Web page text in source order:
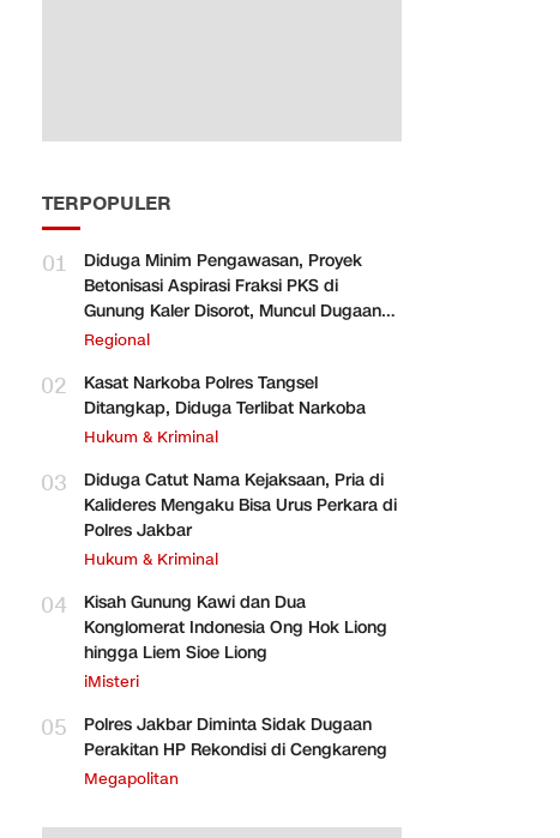
TERPOPULER
01
Diduga Minim Pengawasan, Proyek
Betonisasi Aspirasi Fraksi PKS di
Gunung Kaler Disorot, Muncul Dugaan
Pengurangan Volume
Regional
02
Kasat Narkoba Polres Tangsel
Ditangkap, Diduga Terlibat Narkoba
Hukum & Kriminal
03
Diduga Catut Nama Kejaksaan, Pria di
Kalideres Mengaku Bisa Urus Perkara di
Polres Jakbar
Hukum & Kriminal
04
Kisah Gunung Kawi dan Dua
Konglomerat Indonesia Ong Hok Liong
hingga Liem Sioe Liong
iMisteri
05
Polres Jakbar Diminta Sidak Dugaan
Perakitan HP Rekondisi di Cengkareng
Megapolitan